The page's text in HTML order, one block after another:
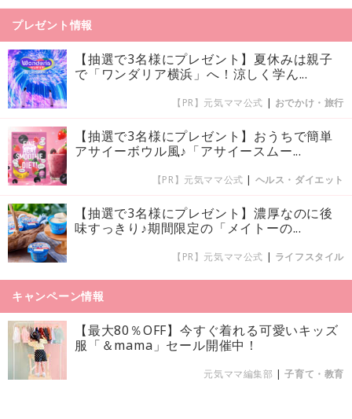
プレゼント情報
【抽選で3名様にプレゼント】夏休みは親子
で「ワンダリア横浜」へ！涼しく学ん...
【PR】元気ママ公式 | おでかけ・旅行
【抽選で3名様にプレゼント】おうちで簡単
アサイーボウル風♪「アサイースムー...
【PR】元気ママ公式 | ヘルス・ダイエット
【抽選で3名様にプレゼント】濃厚なのに後
味すっきり♪期間限定の「メイトーの...
【PR】元気ママ公式 | ライフスタイル
キャンペーン情報
【最大80％OFF】今すぐ着れる可愛いキッズ
服「＆mama」セール開催中！
元気ママ編集部 |子育て・教育